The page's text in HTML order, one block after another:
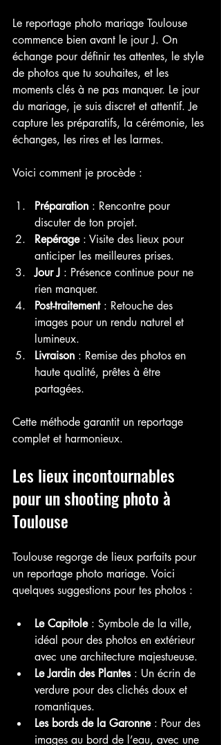
Le reportage photo mariage Toulouse
commence bien avant le jour J. On
échange pour définir tes attentes, le style
de photos que tu souhaites, et les
moments clés à ne pas manquer. Le jour
du mariage, je suis discret et attentif. Je
capture les préparatifs, la cérémonie, les
échanges, les rires et les larmes.
Voici comment je procède :
Préparation : Rencontre pour
discuter de ton projet.
Repérage : Visite des lieux pour
anticiper les meilleures prises.
Jour J : Présence continue pour ne
rien manquer.
Post-traitement : Retouche des
images pour un rendu naturel et
lumineux.
Livraison : Remise des photos en
haute qualité, prêtes à être
partagées.
Cette méthode garantit un reportage
complet et harmonieux.
Les lieux incontournables
pour un shooting photo à
Toulouse
Toulouse regorge de lieux parfaits pour
un reportage photo mariage. Voici
quelques suggestions pour tes photos :
Le Capitole : Symbole de la ville,
idéal pour des photos en extérieur
avec une architecture majestueuse.
Le Jardin des Plantes : Un écrin de
verdure pour des clichés doux et
romantiques.
Les bords de la Garonne : Pour des
images au bord de l’eau, avec une